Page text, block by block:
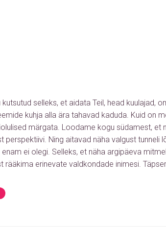
selleks, et aidata Teil, head kuulajad,
kuhja alla ära tahavad kaduda. Kuid on
märgata. Loodame kogu südamest, et
Ning aitavad näha valgust tunneli
enam ei olegi. Selleks, et näha argipäeva
rääkima erinevate valdkondade inimesi.